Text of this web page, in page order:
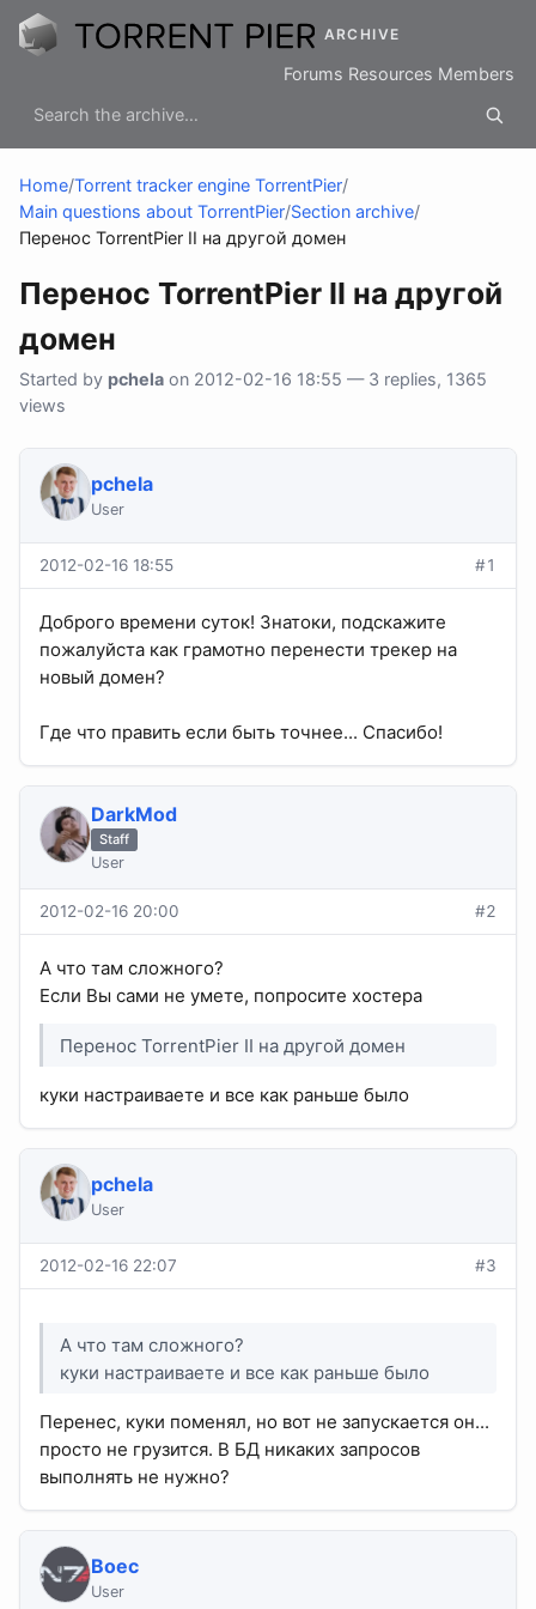
ARCHIVE
Forums Resources Members
Home/Torrent tracker engine TorrentPier/
Main questions about TorrentPier/Section archive/
Перенос TorrentPier II на другой домен
Перенос TorrentPier II на другой
домен
Started by pchela on 2012-02-16 18:55 — 3 replies, 1365
views
pchela
User
2012-02-16 18:55 #1
Доброго времени суток! Знатоки, подскажите
пожалуйста как грамотно перенести трекер на
новый домен?
Где что править если быть точнее... Спасибо!
DarkMod
Staff
User
2012-02-16 20:00 #2
А что там сложного?
Если Вы сами не умете, попросите хостера
Перенос TorrentPier II на другой домен
куки настраиваете и все как раньше было
pchela
User
2012-02-16 22:07 #3
А что там сложного?
куки настраиваете и все как раньше было
Перенес, куки поменял, но вот не запускается он...
просто не грузится. В БД никаких запросов
выполнять не нужно?
Boec
User